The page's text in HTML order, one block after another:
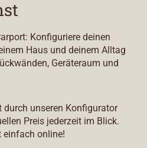
Konfiguriere deinen
Haus und deinem Alltag
Geräteraum und
unseren Konfigurator
Preis jederzeit im Blick.
einfach online!